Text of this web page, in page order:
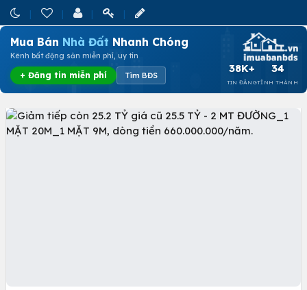
Mua Bán Nhà Đất Nhanh Chóng
Kênh bất động sản miễn phí, uy tín
+ Đăng tin miễn phí Tìm BĐS
38K+
TIN ĐĂNG
34
TỈNH THÀNH